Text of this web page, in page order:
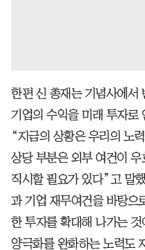
한편 신 총재는 기념사에서
기업의 수익을 미래 투자로
“지금의 상황은 우리의 노
상당 부분은 외부 여건이
직시할 필요가 있다”고 말
과 기업 재무여건을 바탕으
한 투자를 확대해 나가는
양극화를 완화하는 노력도